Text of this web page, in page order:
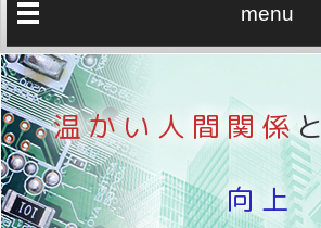
menu
温かい人間関係と
向上